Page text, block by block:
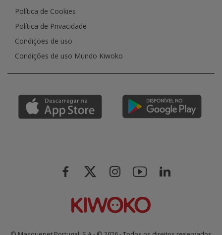
Política de Cookies
Política de Privacidade
Condições de uso
Condições de uso Mundo Kiwoko